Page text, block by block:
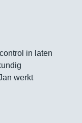
in laten
werkt